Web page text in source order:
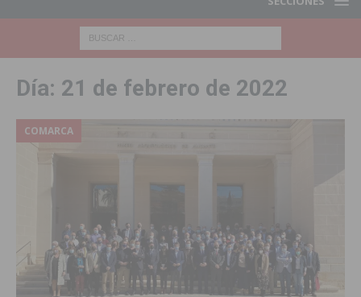
Día: 21 de febrero de 2022
COMARCA